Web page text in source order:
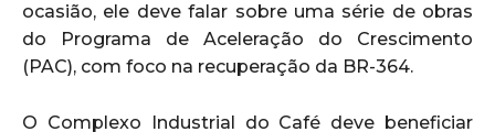
ocasião, ele deve falar sobre uma série de obras
do Programa de Aceleração do Crescimento
(PAC), com foco na recuperação da BR-364.
O Complexo Industrial do Café deve beneficiar